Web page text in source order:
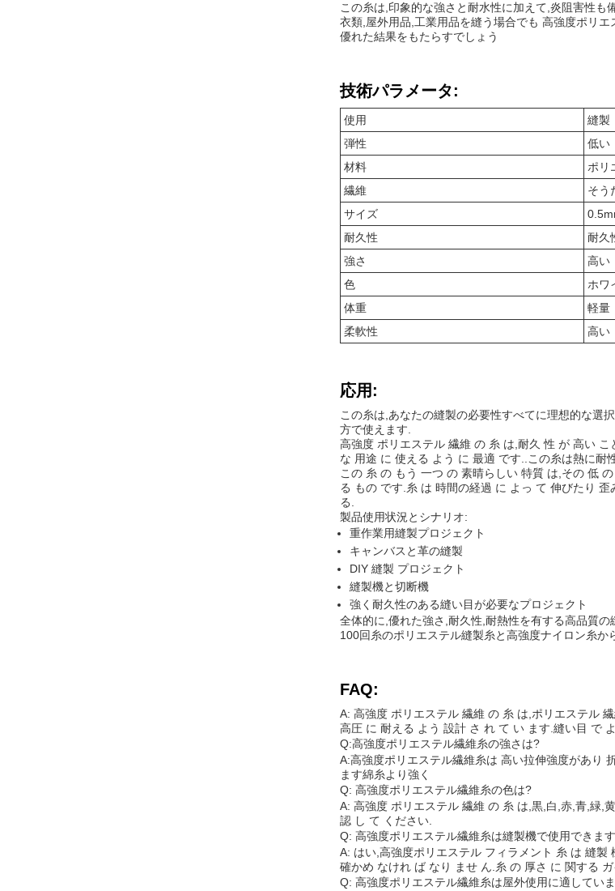
この糸は,印象的な強さと耐水性に加えて,炎阻害性も
衣類,屋外用品,工業用品を縫う場合でも 高強度ポリ
優れた結果をもたらすでしょう
技術パラメータ:
使用
縫製
弾性
低い
材料
ポリ
繊維
そう
サイズ
耐久性
耐久
強さ
高い
色
ホワ
体重
軽量
柔軟性
高い
応用:
この糸は,あなたの縫製の必要性すべてに理想的な選
方で使えます.
高強度 ポリエステル 繊維 の 糸 は,耐久 性 が 高い
な 用途 に 使える よう に 最適 です..この糸は熱に
この 糸 の もう 一つ の 素晴らしい 特質 は,その 低
る もの です.糸 は 時間の経過 に よっ て 伸びたり
る.
製品使用状況とシナリオ:
重作業用縫製プロジェクト
キャンバスと革の縫製
DIY 縫製 プロジェクト
縫製機と切断機
強く耐久性のある縫い目が必要なプロジェクト
全体的に,優れた強さ,耐久性,耐熱性を有する高品質
100回糸のポリエステル縫製糸と高強度ナイロン糸
FAQ:
A: 高強度 ポリエステル 繊維 の 糸 は,ポリエステル
高圧 に 耐える よう 設計 さ れ て い ます.縫い目 で
Q:高強度ポリエステル繊維糸の強さは?
A:高強度ポリエステル繊維糸は 高い拉伸強度があり
ます綿糸より強く
Q: 高強度ポリエステル繊維糸の色は?
A: 高強度 ポリエステル 繊維 の 糸 は,黒,白,赤,青,緑,
認 し て ください.
Q: 高強度ポリエステル繊維糸は縫製機で使用できま
A: はい,高強度ポリエステル フィラメント 糸 は 縫
確かめ なけれ ば なり ませ ん.糸 の 厚さ に 関する
Q: 高強度ポリエステル繊維糸は屋外使用に適してい